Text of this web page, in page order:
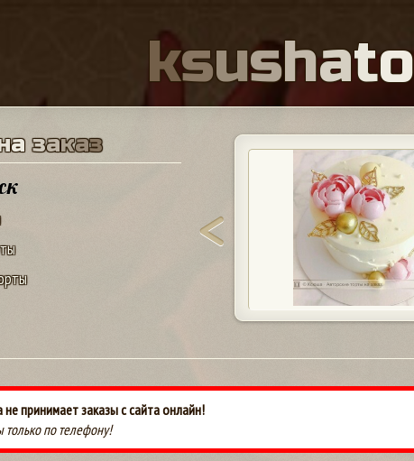
ksushato
а заказ
принимает заказы с сайта онлайн!
только по телефону!